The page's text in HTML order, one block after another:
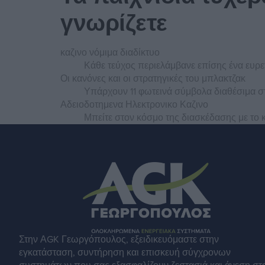
γνωρίζετε
καζινο νόμιμα διαδίκτυο
Κάθε τεύχος περιελάμβανε επίσης ένα
Οι κανόνες και οι στρατηγικές του μπλακτζακ
Υπάρχουν 11 φωτεινά σύμβολα διαθέσιμα
Αδειοδοτημενα Ηλεκτρονικο Καζινο
Μπείτε στον κόσμο της διασκέδασης με το
Στην ΑGK Γεωργόπουλος, εξειδικευόμαστε στην
εγκατάσταση, συντήρηση και επισκευή σύγχρονων